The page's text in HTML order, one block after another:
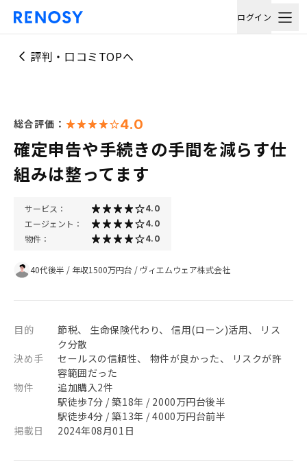
ログイン
評判・口コミTOPへ
総合評価： 4.0
確定申告や手続きの手間を減らす仕
組みは整ってます
サービス： 4.0
エージェント： 4.0
物件： 4.0
40代後半 / 年収1500万円台 / ヴィエムウェア株式会社
目的
節税、 生命保険代わり、 信用(ローン)活用、 リス
ク分散
決め手
セールスの信頼性、 物件が良かった、 リスクが許
容範囲だった
物件
追加購入2件
駅徒歩7分 / 築18年 / 2000万円台後半
駅徒歩4分 / 築13年 / 4000万円台前半
掲載日
2024年08月01日